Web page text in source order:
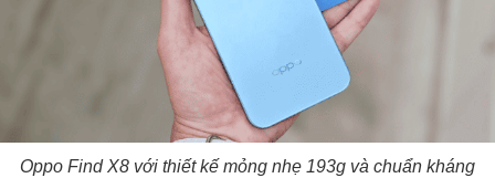
Oppo Find X8 với thiết kế mỏng nhẹ 193g và chuẩn kháng